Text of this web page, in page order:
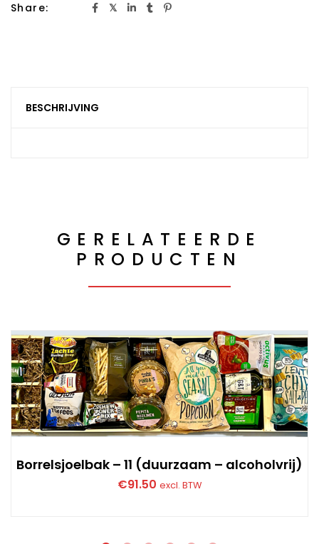
Share:
BESCHRIJVING
GERELATEERDE
PRODUCTEN
Borrelsjoelbak – 11 (duurzaam – alcoholvrij)
€91.50 excl. BTW